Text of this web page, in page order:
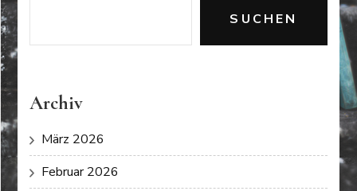
SUCHEN
Archiv
März 2026
Februar 2026